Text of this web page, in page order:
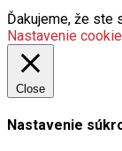
Ďakujeme, že ste
Nastavenie
Close
Nastavenie